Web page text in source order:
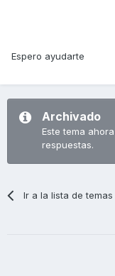
Espero ayudarte
Archivado
Este tema
respuestas.
Ir a la lista de temas